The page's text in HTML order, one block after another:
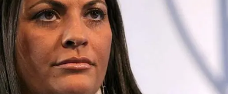
Attualità
Economia e lavoro
Italia Mondo
Sanità